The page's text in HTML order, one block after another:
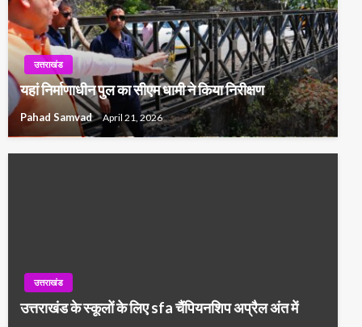
उत्तराखंड
यहां निर्माणाधीन पुल का सीएम धामी ने किया निरीक्षण
Pahad Samvad April 21, 2026
उत्तराखंड
उत्तराखंड के स्कूलों के लिए sfa चैंपियनशिप अप्रैल अंत में